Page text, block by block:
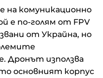
на комуникационно
е по-голям от FPV
от Украйна, но
Дронът използва
основният корпус